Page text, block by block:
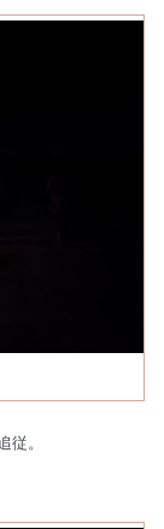
従。